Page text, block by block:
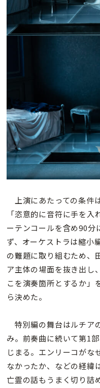
上演にあたっての条件
「恣意的に音符に手を
ーテンコールを含め90分
ず、オーケストラは縮小
の難題に取り組むため、
ア主体の場面を抜き出し
こを演奏箇所とするか」
ら決めた。
特別編の舞台はルチア
み。前奏曲に続いて第1
じまる。エンリーコがな
なかったか、などの経緯
亡霊の話もうまく切り詰